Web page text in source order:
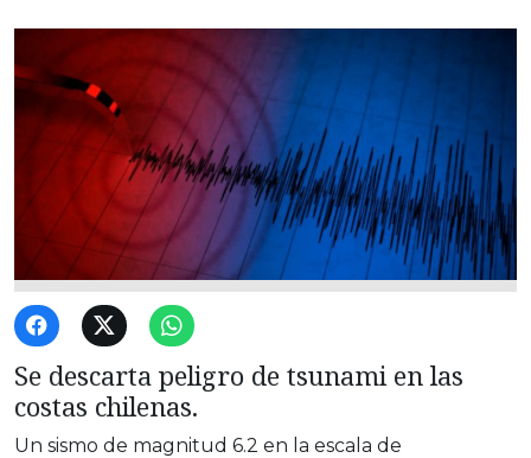
Se descarta peligro de tsunami en las
costas chilenas.
Un sismo de magnitud 6.2 en la escala de